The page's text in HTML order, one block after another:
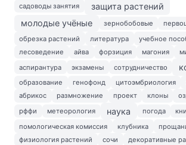
садоводы занятия
защита растений
молодые учёные
зернобобовые
обрезка растений
литература
учебное
лесоведение
айва форзиция магония
аспирантура
экзамены сотрудничество
образование генофонд цитоэмбриология
абрикос
размножение проект клоны
рффи
метеорология наука погода
помологическая комиссия
клубника
физиология растений
сочи
декоративные